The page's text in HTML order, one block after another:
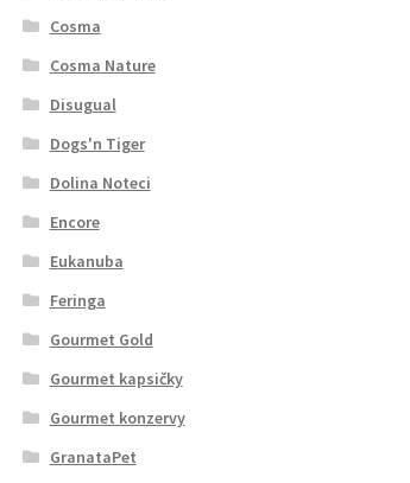
Cosma
Cosma Nature
Disugual
Dogs'n Tiger
Dolina Noteci
Encore
Eukanuba
Feringa
Gourmet Gold
Gourmet kapsičky
Gourmet konzervy
GranataPet